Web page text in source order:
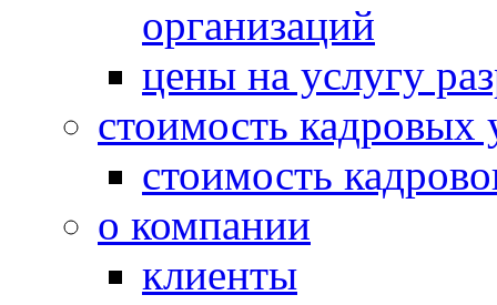
организаций
цены на услугу
стоимость кадровых
стоимость
о компании
клиенты